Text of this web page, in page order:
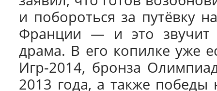
и побороться за путёвку
Франции — и это звучит
драма. В его копилке уже
Игр‑2014, бронза
2013 года, а также победы